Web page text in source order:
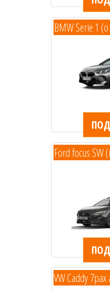
BMW Serie 1
Ford focus SW
VW Caddy 7pax